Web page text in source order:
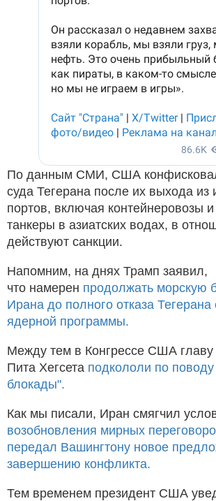
По данным СМИ, США
суда Тегерана после их выхода из
портов, включая контейнеровозы
танкеры в азиатских водах, в
действуют санкции.
Напомним, на днях Трамп заявил,
что намерен продолжать морскую
Ирана до полного отказа Тегерана
ядерной программы.
Между тем в Конгрессе США главу
Пита Хегсета подкололи по поводу
блокады".
Как мы писали, Иран смягчил
возобновления мирных
передал Вашингтону новое
завершению конфликта.
Тем временем президент США